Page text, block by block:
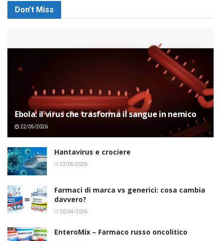
Don't Miss
Ebola: il virus che trasforma il sangue in nemico
22/05/2026
Hantavirus e crociere
22/05/2026
Farmaci di marca vs generici: cosa cambia
davvero?
20/04/2026
EnteroMix – Farmaco russo oncolitico